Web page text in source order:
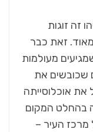
זה זוגות
מאוד. זאת כבר
מעולמות
שכובשים את
את אוכלוסייתה
זה בהחלט המקום
מרכז העיר –